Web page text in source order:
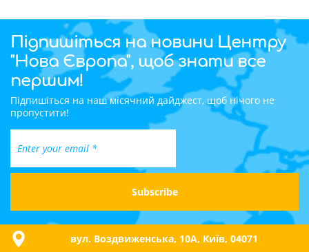
Підпишіться на новини Центру
"Нова Європа", щоб знати все
першим!
Підпишіться на наш місячний дайджест, щоб нічого не
пропустити!
вул. Воздвиженська, 10A, Київ, 04071